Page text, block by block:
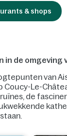
& shops
in de omgeving
van
Coucy-Le-
de